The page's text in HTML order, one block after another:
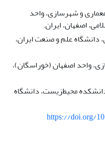
و شهرسازی، واحد
اصفهان، ایران.
دانشگاه علم و صنعت ایران،
واحد اصفهان (خوراسگان)،
محیط‌زیست، دانشگاه
https://doi.org/